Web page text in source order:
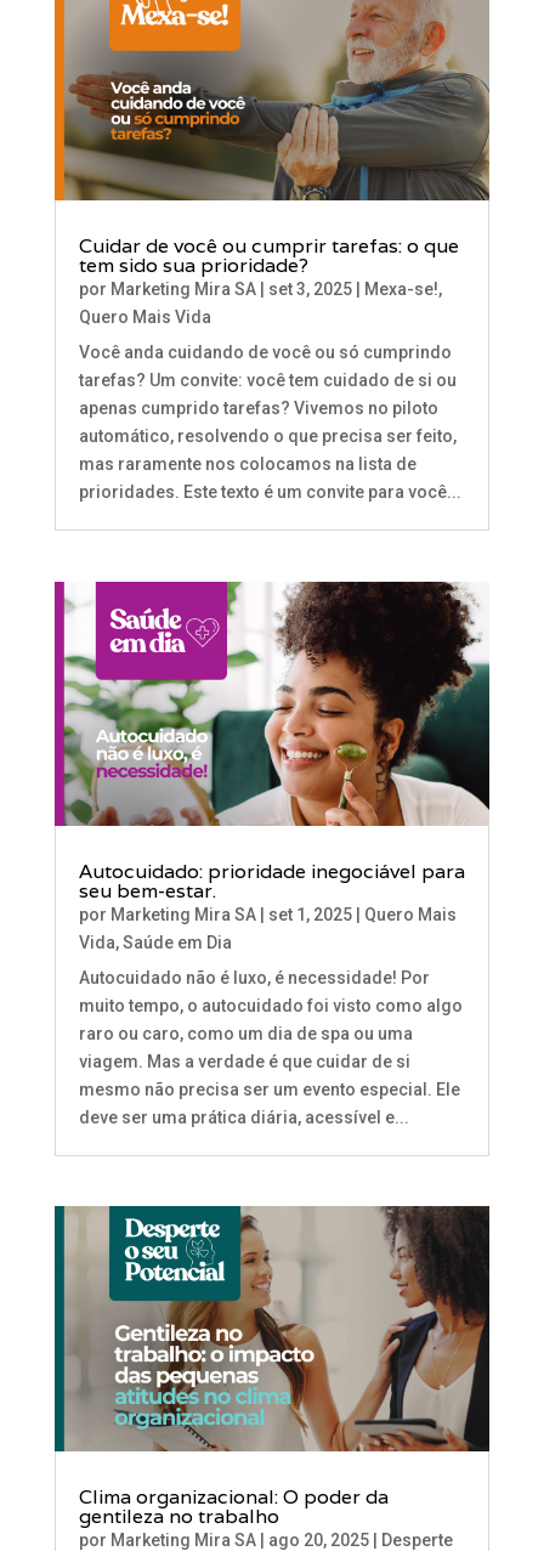
Cuidar de você ou cumprir tarefas: o que
tem sido sua prioridade?
por Marketing Mira SA| set 3, 2025| Mexa-se!,
Quero Mais Vida
Você anda cuidando de você ou só cumprindo
tarefas? Um convite: você tem cuidado de si ou
apenas cumprido tarefas? Vivemos no piloto
automático, resolvendo o que precisa ser feito,
mas raramente nos colocamos na lista de
prioridades. Este texto é um convite para você...
Autocuidado: prioridade inegociável para
seu bem-estar.
por Marketing Mira SA| set 1, 2025| Quero Mais
Vida,Saúde em Dia
Autocuidado não é luxo, é necessidade! Por
muito tempo, o autocuidado foi visto como algo
raro ou caro, como um dia de spa ou uma
viagem. Mas a verdade é que cuidar de si
mesmo não precisa ser um evento especial. Ele
deve ser uma prática diária, acessível e...
Clima organizacional: O poder da
gentileza no trabalho
por Marketing Mira SA| ago 20, 2025|
Desperte